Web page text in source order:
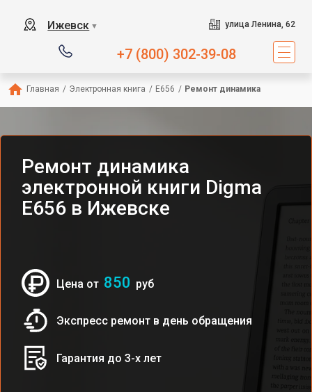
Ижевск ▼ улица Ленина, 62
+7 (800) 302-39-08
Главная / Электронная книга / E656 / Ремонт динамика
Ремонт динамика
электронной книги Digma
E656 в Ижевске
Цена от 850 руб
Экспресс ремонт в день обращения
Гарантия до 3-х лет